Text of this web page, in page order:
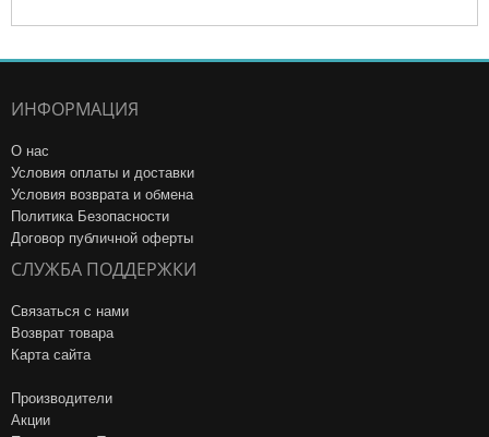
ИНФОРМАЦИЯ
О нас
Условия оплаты и доставки
Условия возврата и обмена
Политика Безопасности
Договор публичной оферты
СЛУЖБА ПОДДЕРЖКИ
Связаться с нами
Возврат товара
Карта сайта
Производители
Акции